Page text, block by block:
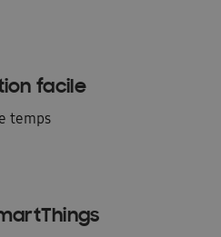
facile
temps